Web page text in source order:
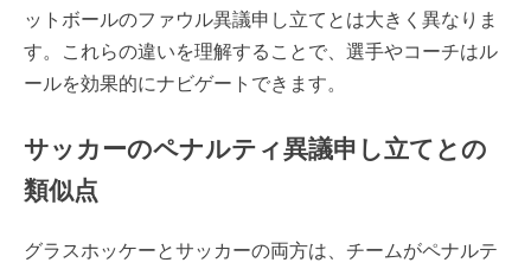
ットボールのファウル異議申し立てとは大きく異なりま
す。これらの違いを理解することで、選手やコーチはル
ールを効果的にナビゲートできます。
サッカーのペナルティ異議申し立てとの
類似点
グラスホッケーとサッカーの両方は、チームがペナルテ